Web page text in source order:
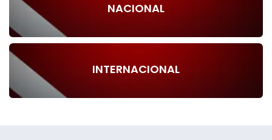
NACIONAL
INTERNACIONAL